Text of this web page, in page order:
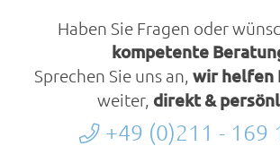
Haben Sie Fragen oder
kompetente
Sprechen Sie uns an, wir helfen
weiter, direkt &
+49 (0)211 - 169